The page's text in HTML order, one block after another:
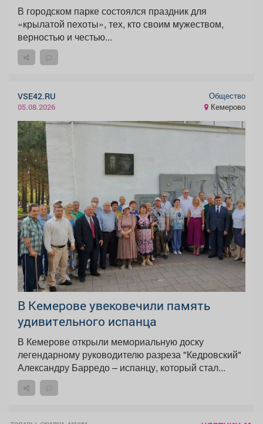
В городском парке состоялся праздник для
«крылатой пехоты», тех, кто своим мужеством,
верностью и честью...
VSE42.RU
05.08.2026
Общество
Кемерово
В Кемерове увековечили память
удивительного испанца
В Кемерове открыли мемориальную доску
легендарному руководителю разреза "Кедровский"
Александру Барредо – испанцу, который стал...